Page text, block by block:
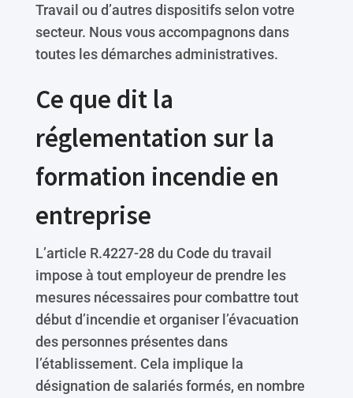
Travail ou d’autres dispositifs selon votre
secteur. Nous vous accompagnons dans
toutes les démarches administratives.
Ce que dit la
réglementation sur la
formation incendie en
entreprise
L’article R.4227-28 du Code du travail
impose à tout employeur de prendre les
mesures nécessaires pour combattre tout
début d’incendie et organiser l’évacuation
des personnes présentes dans
l’établissement. Cela implique la
désignation de salariés formés, en nombre